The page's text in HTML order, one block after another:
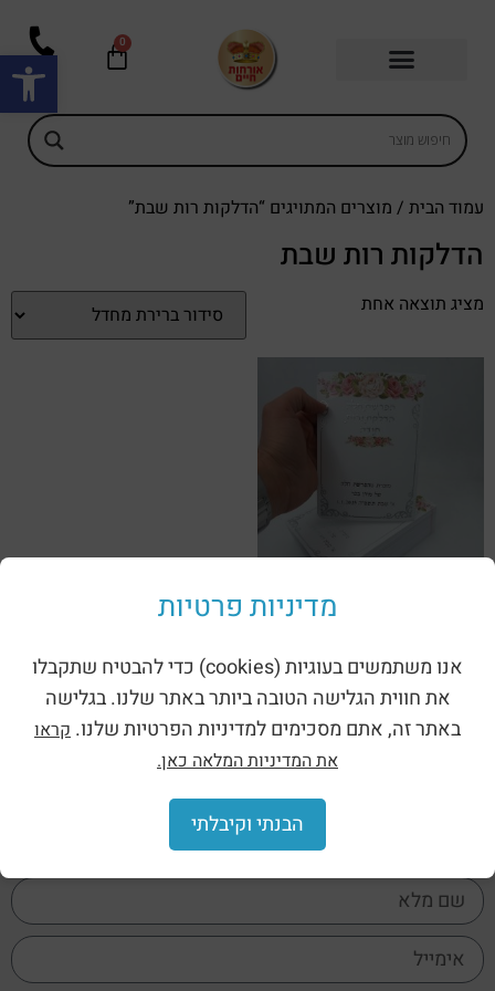
פתח
מדיניות פרטיות
אנו משתמשים בעוגיות (cookies) כדי להבטיח שתקבלו
את חווית הגלישה הטובה ביותר באתר שלנו. בגלישה
באתר זה, אתם מסכימים למדיניות הפרטיות שלנו. קראו
את המדיניות המלאה כאן.
הבנתי וקיבלתי
0
עמוד הבית / מוצרים המתויגים “הדלקות רות שבת”
הדלקות רות שבת
מציג תוצאה אחת
מארז 50 ברכונים | דגם הפרשת
₪ 400.00
הוספה לסל
אני מאשר/ת את מדיניות הפרטיות